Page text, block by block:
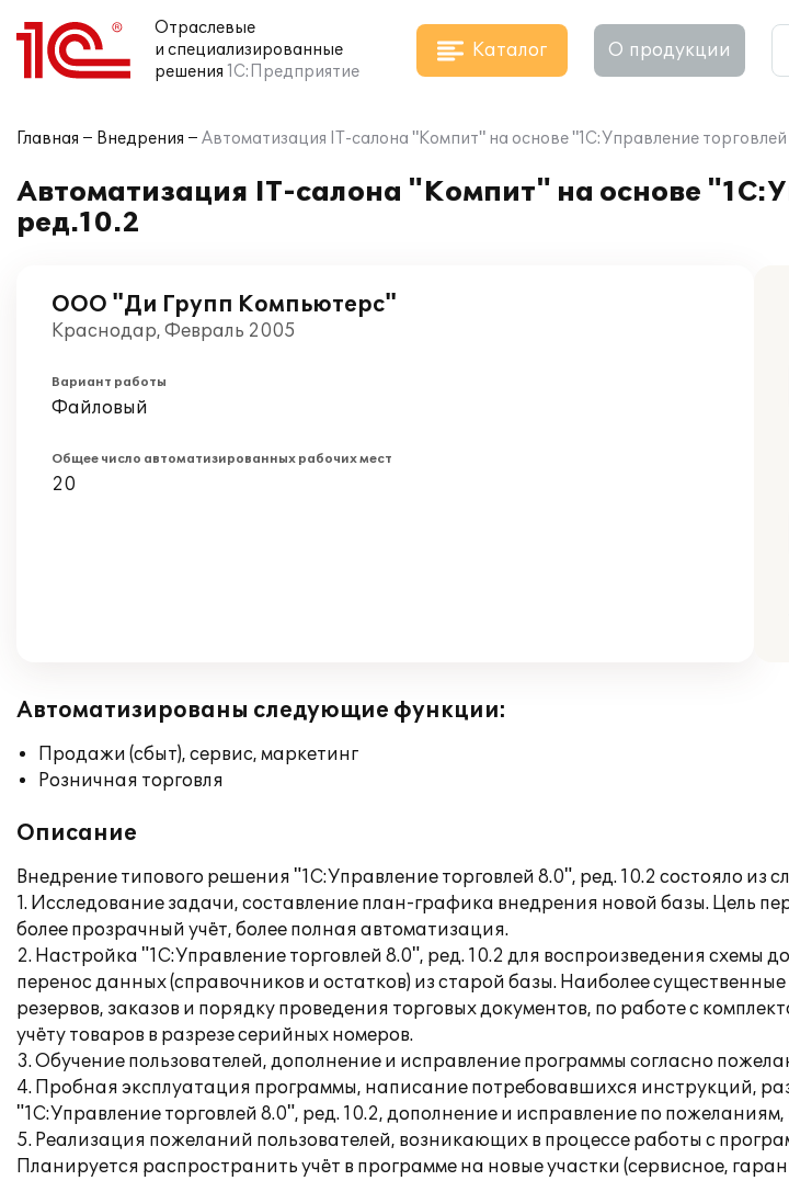
Отраслевые
и специализированные
решения 1С:Предприятие
Каталог О продукции
Главная Внедрения Автоматизация IT-салона "Компит" на основе "1С:Управление торговлей
Автоматизация IT-салона "Компит" на основе
ред.10.2
ООО "Ди Групп Компьютерс"
Краснодар, Февраль 2005
Вариант работы
Файловый
Общее число автоматизированных рабочих мест
20
Автоматизированы следующие функции:
Продажи (сбыт), сервис, маркетинг
Розничная торговля
Описание
Внедрение типового решения "1С:Управление торговлей 8.0", ред. 10.2 состояло из
1. Исследование задачи, составление план-графика внедрения новой базы. Цель
более прозрачный учёт, более полная автоматизация.
2. Настройка "1С:Управление торговлей 8.0", ред. 10.2 для воспроизведения схемы
перенос данных (справочников и остатков) из старой базы. Наиболее
резервов, заказов и порядку проведения торговых документов, по работе с
учёту товаров в разрезе серийных номеров.
3. Обучение пользователей, дополнение и исправление программы согласно
4. Пробная эксплуатация программы, написание потребовавшихся инструкций,
"1С:Управление торговлей 8.0", ред. 10.2, дополнение и исправление по
5. Реализация пожеланий пользователей, возникающих в процессе работы с
Планируется распространить учёт в программе на новые участки (сервисное,